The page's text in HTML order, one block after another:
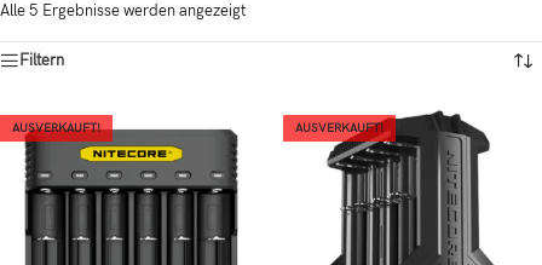
Alle 5 Ergebnisse werden angezeigt
Filtern
AUSVERKAUFT! AUSVERKAUFT!